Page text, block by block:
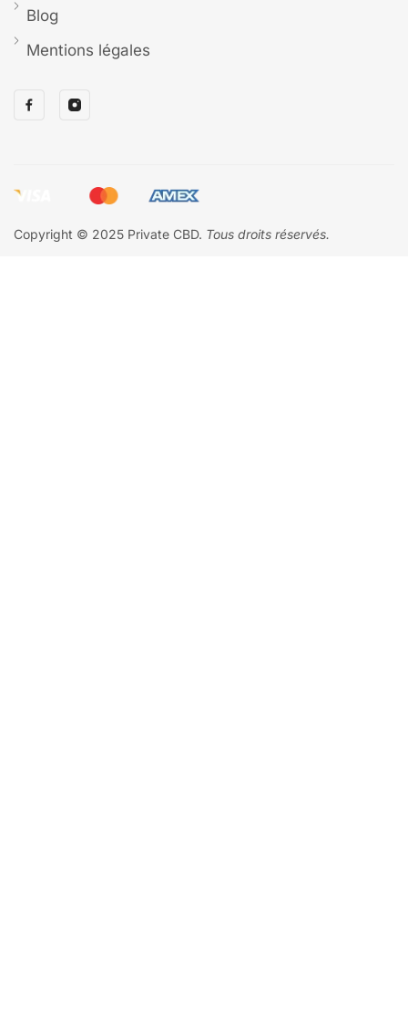
Blog
Mentions légales
Copyright © 2025 Private CBD. Tous droits réservés.